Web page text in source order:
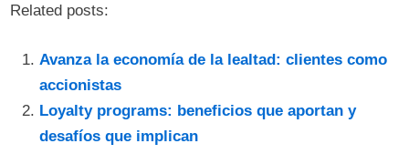
Related posts:
Avanza la economía de la lealtad: clientes como
accionistas
Loyalty programs: beneficios que aportan y
desafíos que implican